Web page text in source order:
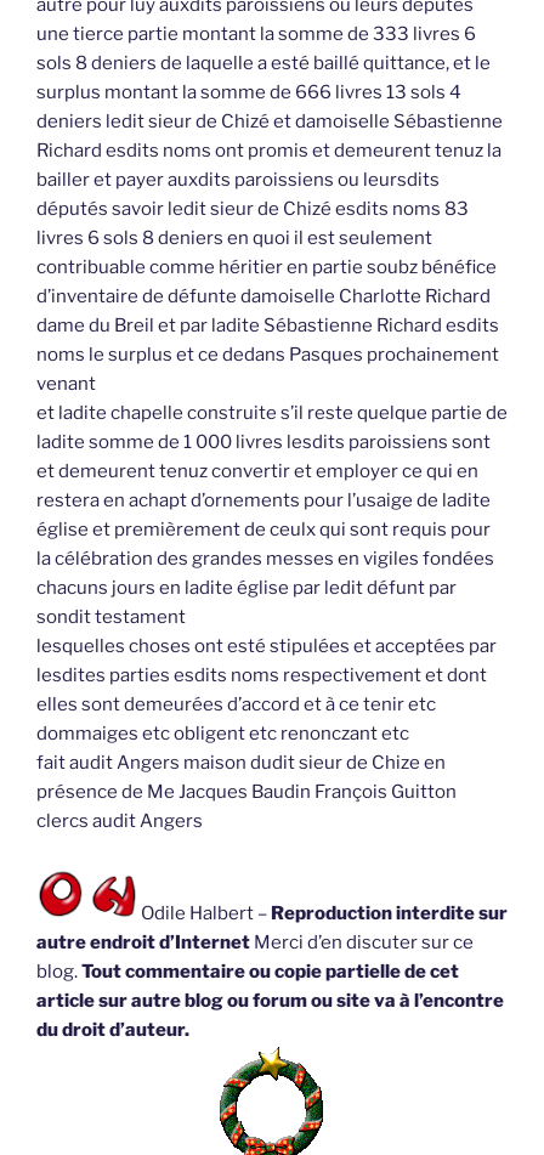
autre pour luy auxdits paroissiens ou leurs députés
une tierce partie montant la somme de 333 livres 6
sols 8 deniers de laquelle a esté baillé quittance, et le
surplus montant la somme de 666 livres 13 sols 4
deniers ledit sieur de Chizé et damoiselle Sébastienne
Richard esdits noms ont promis et demeurent tenuz la
bailler et payer auxdits paroissiens ou leursdits
députés savoir ledit sieur de Chizé esdits noms 83
livres 6 sols 8 deniers en quoi il est seulement
contribuable comme héritier en partie soubz bénéfice
d’inventaire de défunte damoiselle Charlotte Richard
dame du Breil et par ladite Sébastienne Richard esdits
noms le surplus et ce dedans Pasques prochainement
venant
et ladite chapelle construite s’il reste quelque partie de
ladite somme de 1 000 livres lesdits paroissiens sont
et demeurent tenuz convertir et employer ce qui en
restera en achapt d’ornements pour l’usaige de ladite
église et premièrement de ceulx qui sont requis pour
la célébration des grandes messes en vigiles fondées
chacuns jours en ladite église par ledit défunt par
sondit testament
lesquelles choses ont esté stipulées et acceptées par
lesdites parties esdits noms respectivement et dont
elles sont demeurées d’accord et à ce tenir etc
dommaiges etc obligent etc renonczant etc
fait audit Angers maison dudit sieur de Chize en
présence de Me Jacques Baudin François Guitton
clercs audit Angers
Odile Halbert – Reproduction interdite sur
autre endroit d’Internet Merci d’en discuter sur ce
blog.Tout commentaire ou copie partielle de cet
article sur autre blog ou forum ou site va à l’encontre
du droit d’auteur.